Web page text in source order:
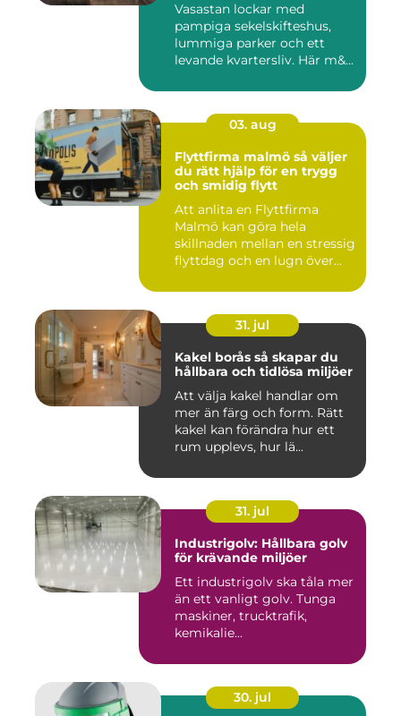
Vasastan lockar med
pampiga sekelskifteshus,
lummiga parker och ett
levande kvartersliv. Här m&...
03. aug
Flyttfirma malmö så väljer
du rätt hjälp för en trygg
och smidig flytt
Att anlita en Flyttfirma
Malmö kan göra hela
skillnaden mellan en stressig
flyttdag och en lugn över...
31. jul
Kakel borås så skapar du
hållbara och tidlösa miljöer
Att välja kakel handlar om
mer än färg och form. Rätt
kakel kan förändra hur ett
rum upplevs, hur lä...
31. jul
Industrigolv: Hållbara golv
för krävande miljöer
Ett industrigolv ska tåla mer
än ett vanligt golv. Tunga
maskiner, trucktrafik,
kemikalie...
30. jul